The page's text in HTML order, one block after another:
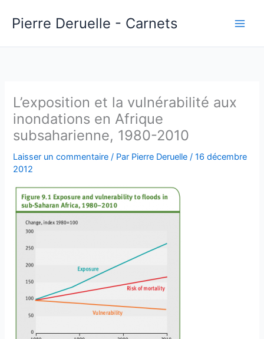
Pierre Deruelle - Carnets
L’exposition et la vulnérabilité aux
inondations en Afrique
subsaharienne, 1980-2010
Laisser un commentaire / Par Pierre Deruelle/16 décembre
2012